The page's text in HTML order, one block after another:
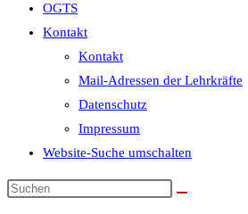
OGTS
Kontakt
Kontakt
Mail-Adressen der Lehrkräfte
Datenschutz
Impressum
Website-Suche umschalten